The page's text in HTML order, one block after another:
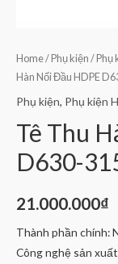
Home/ Phụ kiện / Phụ
Hàn Nối Đầu HDPE
Phụ kiện, Phụ kiện
Tê Thu
D630-
21.000.000₫
Thành phần chính:
Công nghệ sản